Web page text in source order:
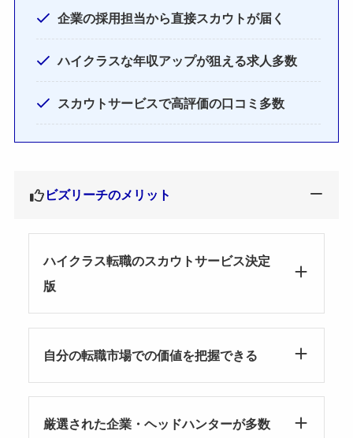
企業の採用担当から直接スカウトが届く
ハイクラスな年収アップが狙える求人多数
スカウトサービスで高評価の口コミ多数
ビズリーチのメリット
ハイクラス転職のスカウトサービス決定
版
自分の転職市場での価値を把握できる
厳選された企業・ヘッドハンターが多数